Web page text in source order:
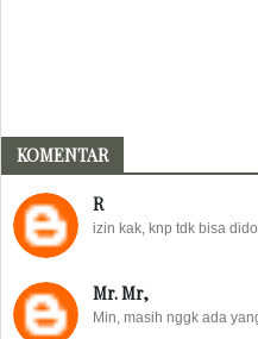
KOMENTAR
R
izin kak, knp tdk bisa
Mr. Mr,
Min, masih nggk ada